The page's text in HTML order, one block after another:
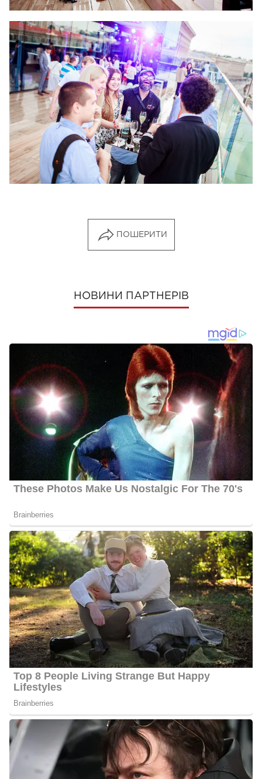
ПОШЕРИТИ
НОВИНИ ПАРТНЕРІВ